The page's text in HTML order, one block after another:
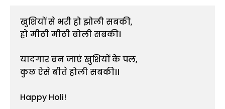
खुशियों से भरी हो झोली सबकी,
हो मीठी मीठी बोली सबकी।
यादगार बन जाएं खुशियों के पल,
कुछ ऐसे बीते होली सबकी।।
Happy Holi!